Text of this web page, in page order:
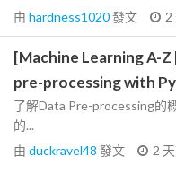
由 hardness1020發文 2
[Machine Learning A-
pre-processing with
了解Data Pre-processing的
的...
由 duckravel48 發文 2